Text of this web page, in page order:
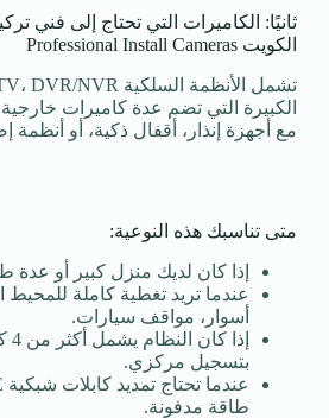
ثانيًا: الكاميرات التي تحتاج إلى فني
الكويت Professional Install Cameras
الكبيرة التي تضم عدة كاميرات
مع أجهزة إنذار، أقفال ذكية، أو أنظمة
متى تناسبك هذه النوعية:
إذا كان لديك منزل كبير أو عدة
عندما تريد تغطية كاملة للمحيط
أسوار، مواقف سيارات.
بتسجيل مركزي.
طاقة مدفونة.